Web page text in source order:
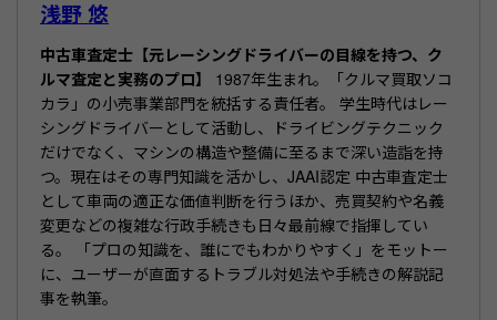
浅野 悠
中古車査定士【元レーシングドライバーの目線を持つ、ク
ルマ査定と実務のプロ】
1987年生まれ。「クルマ買取ソコ
カラ」の小売事業部門を統括する責任者。 学生時代はレー
シングドライバーとして活動し、ドライビングテクニック
だけでなく、マシンの構造や整備に至るまで深い造詣を持
つ。現在はその専門知識を活かし、JAAI認定 中古車査定士
として車両の適正な価値判断を行うほか、売買契約や名義
変更などの複雑な行政手続きも日々最前線で指揮してい
る。 「プロの知識を、誰にでもわかりやすく」をモットー
に、ユーザーが直面するトラブル対処法や手続きの解説記
事を執筆。